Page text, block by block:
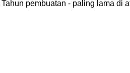
Tahun pembuatan - paling lama di